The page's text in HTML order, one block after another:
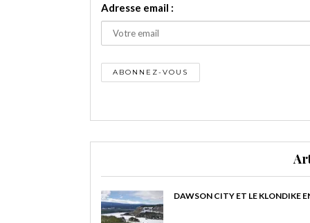
Adresse email :
DAWSON CITY ET LE KLONDIKE